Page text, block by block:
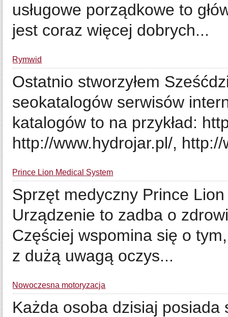
usługowe porządkowe to
jest coraz więcej dobrych...
Rymwid
Ostatnio stworzyłem
seokatalogów serwisów
katalogów to na przykład:
http://www.hydrojar.pl/,
Prince Lion Medical System
Sprzęt medyczny Prince
Urządzenie to zadba o
Częściej wspomina się o
z dużą uwagą oczys...
Nowoczesna motoryzacja
Każda osoba dzisiaj